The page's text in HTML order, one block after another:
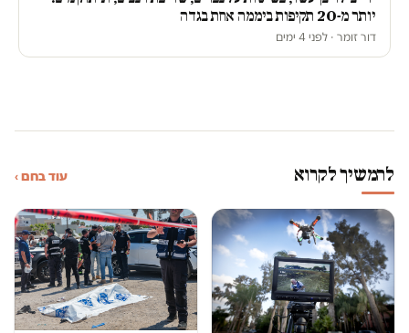
יותר מ-20 תקיפות ביממה אחת בגדה
דור זומר · לפני 4 ימים
להמשיך לקרוא עוד בחם ›